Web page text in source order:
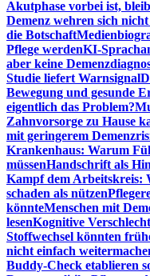
Akutphase vorbei ist,
Demenz wehren sich
die Botschaft
Pflege werdenKI-
aber keine
Studie liefert Warnsignal
Bewegung und gesunde
eigentlich das Problem?
Zahnvorsorge zu Hause
mit geringerem
Krankenhaus: Warum
müssenHandschrift als
Kampf dem Arbeitskreis:
schaden als nützen
könnteMenschen mit
lesenKognitive
Stoffwechsel könnten
nicht einfach
Buddy-Check etablieren